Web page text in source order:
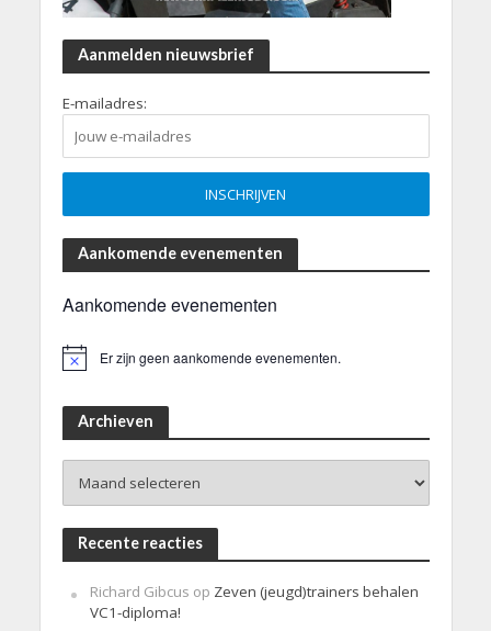
Aanmelden nieuwsbrief
E-mailadres:
Aankomende evenementen
Aankomende evenementen
Er zijn geen aankomende evenementen.
Archieven
Recente reacties
Richard Gibcus op Zeven (jeugd)trainers behalen
VC1-diploma!